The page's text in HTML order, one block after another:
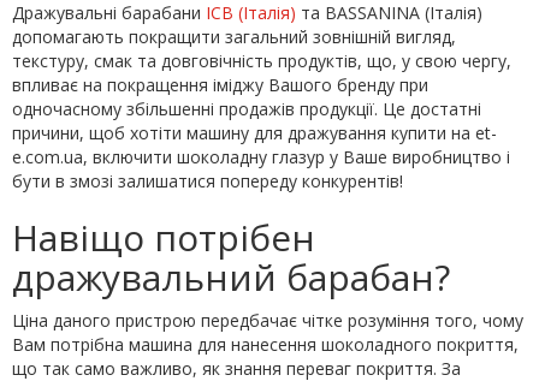
Дражувальні барабани ICB (Італія) та BASSANINA (Італія)
допомагають покращити загальний зовнішній вигляд,
текстуру, смак та довговічність продуктів, що, у свою чергу,
впливає на покращення іміджу Вашого бренду при
одночасному збільшенні продажів продукції. Це достатні
причини, щоб хотіти машину для дражування купити на et-
e.com.ua, включити шоколадну глазур у Ваше виробництво і
бути в змозі залишатися попереду конкурентів!
Навіщо потрібен
дражувальний барабан?
Ціна даного пристрою передбачає чітке розуміння того, чому
Вам потрібна машина для нанесення шоколадного покриття,
що так само важливо, як знання переваг покриття. За